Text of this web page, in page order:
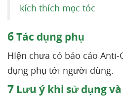
kích thích mọc tóc
6Tác dụng phụ
HIện chưa có báo cáo Anti-
dụng phụ tới người dùng.
7 Lưu ý khi sử dụng